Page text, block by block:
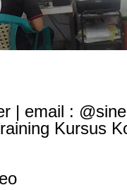
| email :
Kursus